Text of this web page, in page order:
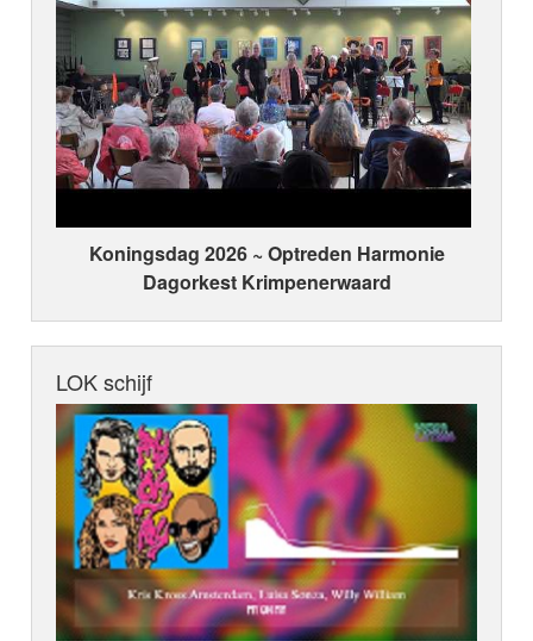
Koningsdag 2026 ~ Optreden Harmonie
Dagorkest Krimpenerwaard
LOK schijf